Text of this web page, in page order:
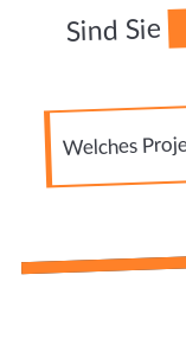
Sind Sie
Welches